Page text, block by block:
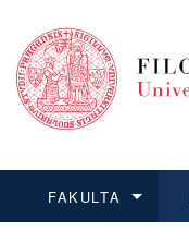
FAKULTA